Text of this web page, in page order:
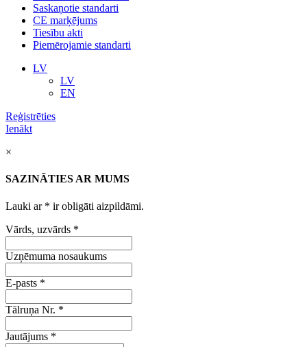
Saskaņotie standarti
CE marķējums
Tiesību akti
Piemērojamie standarti
LV
LV
EN
Reģistrēties
Ienākt
×
SAZINĀTIES AR MUMS
Lauki ar * ir obligāti aizpildāmi.
Vārds, uzvārds *
Uzņēmuma nosaukums
E-pasts *
Tālruņa Nr. *
Jautājums *